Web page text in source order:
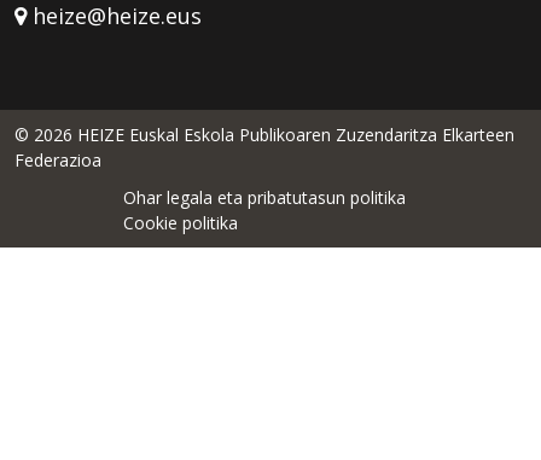
heize@heize.eus
© 2026 HEIZE Euskal Eskola Publikoaren Zuzendaritza Elkarteen
Federazioa
Ohar legala eta pribatutasun politika
Cookie politika